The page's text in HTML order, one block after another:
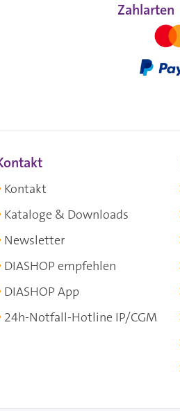
Zahlarten
Kontakt
Kataloge & Downloads
Newsletter
DIASHOP empfehlen
DIASHOP App
24h-Notfall-Hotline IP/CGM